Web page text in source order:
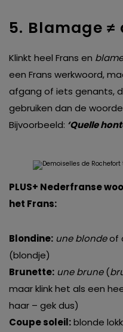
5. Blamage≠
Klinkt heel Frans en
een Frans werkwoord,
afgang of iets genants,
gebruiken dan de
Bijvoorbeeld: ‘Quelle
PLUS+ Nederfranse
het Frans:
Blondine: une blondeof
(blondje)
Brunette: une brune(
maar klink het als een
haar – gek dus)
Coupe soleil:blonde